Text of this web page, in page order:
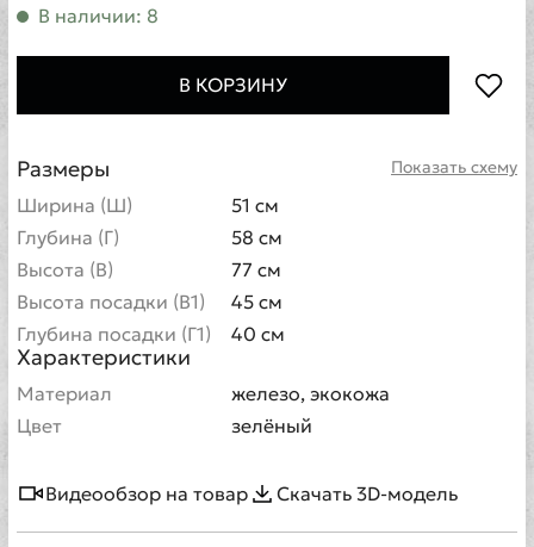
В наличии: 8
В КОРЗИНУ
Показать схему
Размеры
Ширина (Ш)
51 см
Глубина (Г)
58 см
Высота (В)
77 см
Высота посадки (В1)
45 см
Глубина посадки (Г1)
40 см
Характеристики
Материал
железо, экокожа
Цвет
зелёный
Видеообзор на товар Скачать 3D-модель